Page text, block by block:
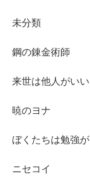
未分類
鋼の錬金術師
来世は他人がいい
暁のヨナ
ぼくたちは勉強
ニセコイ